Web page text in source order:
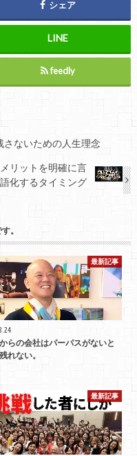
シェア
feedly
さないための人生理念
リットを明確に言
語化するタイミング
。
最新記事
らの会社はパーパスがないと
れない。
最新記事